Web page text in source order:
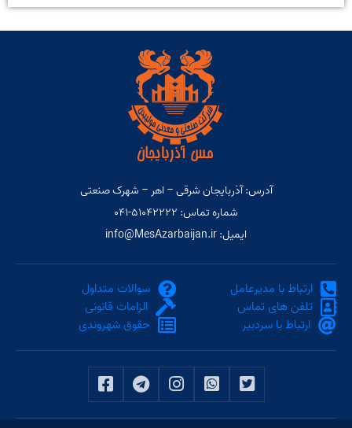
آدرس: آذربایجان شرقی – اهر – شهرک صنعتی
شماره تماس: ۵۱۰۴۲۲۲۲-۰۴۱
ایمیل: info@MesAzarbaijan.ir
ارتباط با مدیرعامل
تلفن های تماس
ارتباط با سردبیر
سوالات متداول
الزامات قانونی
حقوق شهروندی